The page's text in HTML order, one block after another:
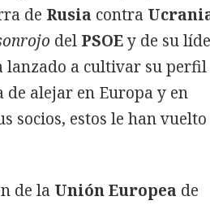
de Rusia contra
del PSOEy de su
lanzado a cultivar su perfil
alejar en Europa y en
socios, estos le han vuelto
de la Unión Europea de